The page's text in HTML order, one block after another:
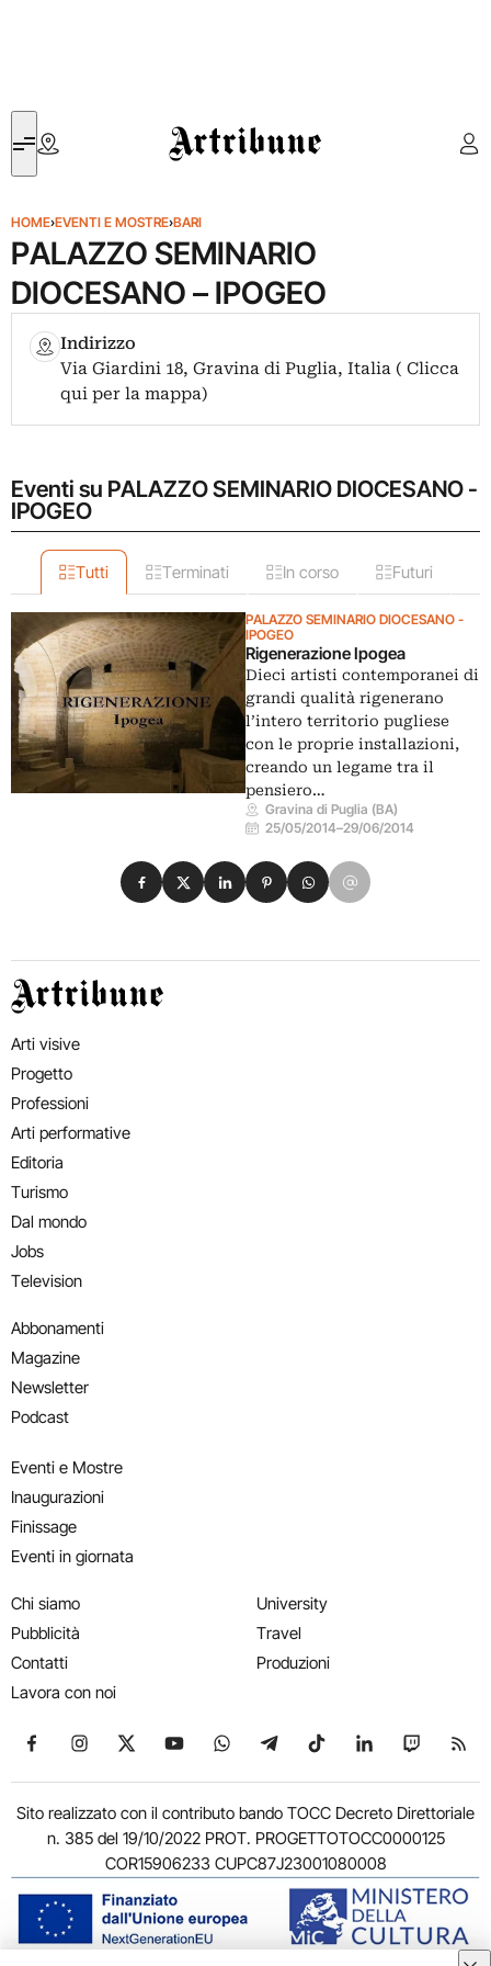
Artribune
HOME›EVENTI E MOSTRE›BARI
PALAZZO SEMINARIO
DIOCESANO – IPOGEO
Indirizzo
Via Giardini 18, Gravina di Puglia, Italia ( Clicca
qui per la mappa)
Eventi su PALAZZO SEMINARIO DIOCESANO -
IPOGEO
Tutti Terminati In corso Futuri
PALAZZO SEMINARIO DIOCESANO -
IPOGEO
Rigenerazione Ipogea
Dieci artisti contemporanei di
grandi qualità rigenerano
l’intero territorio pugliese
con le proprie installazioni,
creando un legame tra il
pensiero…
Gravina di Puglia (BA)
25/05/2014–29/06/2014
Condividi su Facebook
Condividi su X
Condividi su LinkedIn
Condividi su Pinterest
Condividi su WhatsApp
Condividi su Email
Artribune
Arti visive
Progetto
Professioni
Arti performative
Editoria
Turismo
Dal mondo
Jobs
Television
Abbonamenti
Magazine
Newsletter
Podcast
Eventi e Mostre
Inaugurazioni
Finissage
Eventi in giornata
Chi siamo
Pubblicità
Contatti
Lavora con noi
University
Travel
Produzioni
Seguici su Facebook
Seguici su Instagram
Seguici su X
Seguici su YouTube
Seguici su WhatsApp
Seguici su Telegram
Seguici su TikTok
Seguici su
Seguici
Sito realizzato con il contributo bando TOCC Decreto Direttoriale
n. 385 del 19/10/2022 PROT. PROGETTOTOCC0000125
COR15906233 CUPC87J23001080008